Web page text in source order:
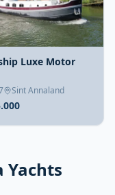
Luxe Motor
Sint Annaland